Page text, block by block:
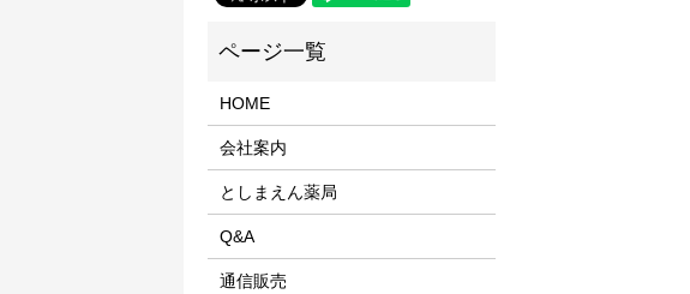
HOME
会社案内
としまえん薬局
Q&A
通信販売